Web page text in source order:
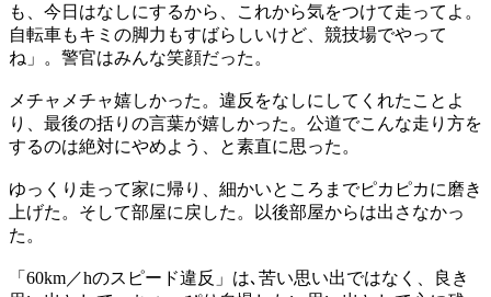
も、今日はなしにするから、これから気をつけて走ってよ。
自転車もキミの脚力もすばらしいけど、競技場でやって
ね」。警官はみんな笑顔だった。
メチャメチャ嬉しかった。違反をなしにしてくれたことよ
り、最後の括りの言葉が嬉しかった。公道でこんな走り方を
するのは絶対にやめよう、と素直に思った。
ゆっくり走って家に帰り、細かいところまでピカピカに磨き
上げた。そして部屋に戻した。以後部屋からは出さなかっ
た。
「60km／hのスピード違反」は､苦い思い出ではなく、良き